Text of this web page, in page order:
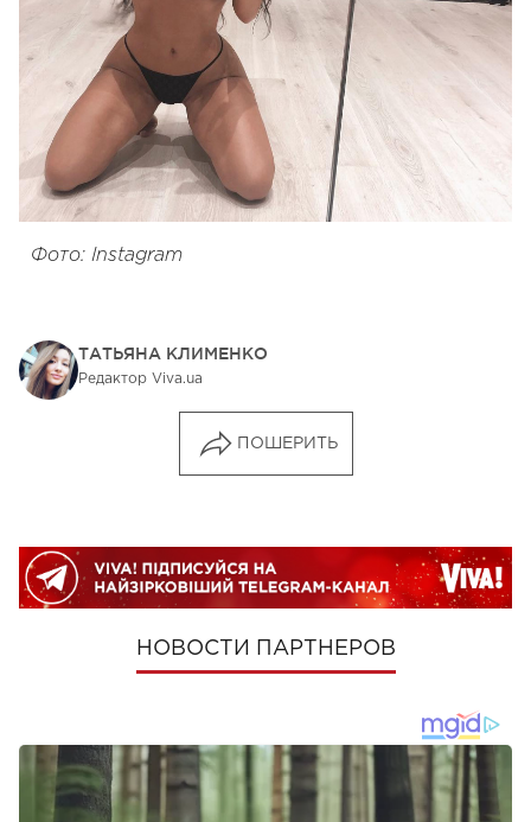
Фото: Instagram
ТАТЬЯНА КЛИМЕНКО
Редактор Viva.ua
ПОШЕРИТЬ
НОВОСТИ ПАРТНЕРОВ